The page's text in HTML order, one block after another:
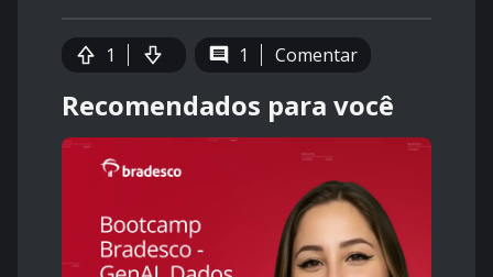
1 1 Comentar
Recomendados para você